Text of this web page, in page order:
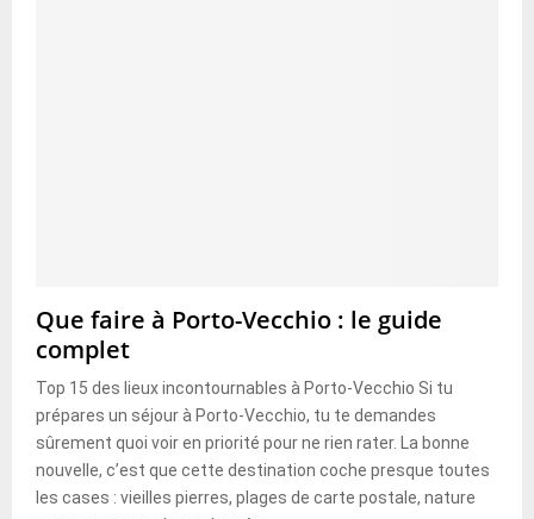
Que faire à Porto-Vecchio : le guide
complet
Top 15 des lieux incontournables à Porto-Vecchio Si tu
prépares un séjour à Porto-Vecchio, tu te demandes
sûrement quoi voir en priorité pour ne rien rater. La bonne
nouvelle, c’est que cette destination coche presque toutes
les cases : vieilles pierres, plages de carte postale, nature